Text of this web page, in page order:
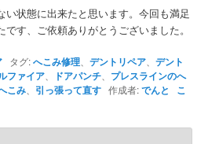
い状態に出来たと思います。今回も満足
す、ご依頼ありがとうございました。
タグ:へこみ修理 、デントリペア 、デント
ファイア ドアパンチ
プレスラインのへ
こみ 引っ張って直す 作成者:でんと
こ